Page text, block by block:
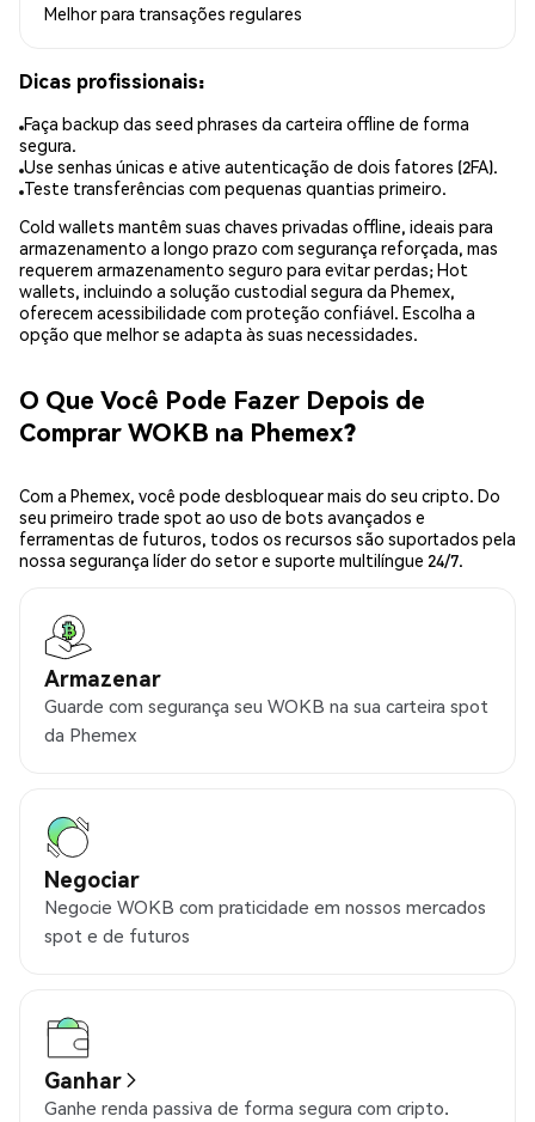
Melhor para transações regulares
Dicas profissionais:
Faça backup das seed phrases da carteira offline de forma
segura.
Use senhas únicas e ative autenticação de dois fatores (2FA).
Teste transferências com pequenas quantias primeiro.
Cold wallets mantêm suas chaves privadas offline, ideais para
armazenamento a longo prazo com segurança reforçada, mas
requerem armazenamento seguro para evitar perdas; Hot
wallets, incluindo a solução custodial segura da Phemex,
oferecem acessibilidade com proteção confiável. Escolha a
opção que melhor se adapta às suas necessidades.
O Que Você Pode Fazer Depois de
Comprar WOKB na Phemex?
Com a Phemex, você pode desbloquear mais do seu cripto. Do
seu primeiro trade spot ao uso de bots avançados e
ferramentas de futuros, todos os recursos são suportados pela
nossa segurança líder do setor e suporte multilíngue 24/7.
Armazenar
Guarde com segurança seu WOKB na sua carteira spot
da Phemex
Negociar
Negocie WOKB com praticidade em nossos mercados
spot e de futuros
Ganhar
Ganhe renda passiva de forma segura com cripto.